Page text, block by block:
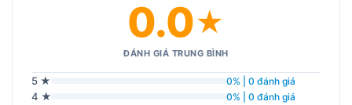
0.0★
ĐÁNH GIÁ TRUNG BÌNH
5 ★ 0% | 0 đánh giá
4 ★ 0% | 0 đánh giá